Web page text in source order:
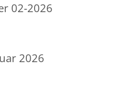
02-2026
2026